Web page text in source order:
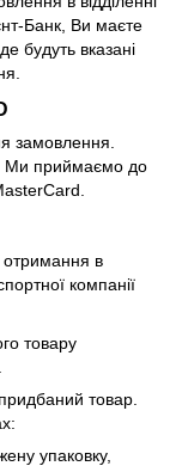
Банк, Ви маєте
будуть вказані
замовлення.
Ми приймаємо до
отримання в
компанії
товару
товар.
упаковку,